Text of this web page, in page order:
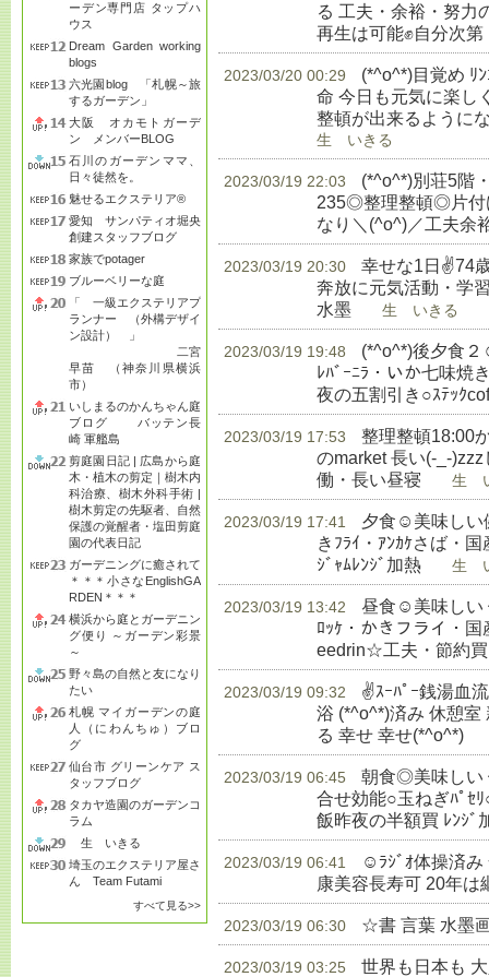
ーデン専門店 タップハ
ウス
Dream Garden working
blogs
六光園blog 「札幌～旅
するガーデン」
大阪 オカモトガーデ
ン メンバーBLOG
石川のガーデンママ、
日々徒然を。
魅せるエクステリア®
愛知 サンパティオ堀央
創建スタッフブログ
家族でpotager
ブルーベリーな庭
「 一級エクステリアプ
ランナー （外構デザイ
ン設計） 」
二宮
早苗 （神奈川県横浜
市）
いしまるのかんちゃん庭
ブログ バッテン長
崎 軍艦島
剪庭園日記 | 広島から庭
木・植木の剪定｜樹木内
科治療、樹木外科手術 |
樹木剪定の先駆者、自然
保護の覚醒者・塩田剪庭
園の代表日記
ガーデニングに癒されて
＊＊＊小さなEnglishGA
RDEN＊＊＊
横浜から庭とガーデニン
グ便り ～ガーデン彩景
～
野々島の自然と友になり
たい
札幌 マイガーデンの庭
人（にわんちゅ）ブロ
グ
仙台市 グリーンケア ス
タッフブログ
タカヤ造園のガーデンコ
ラム
生 いきる
埼玉のエクステリア屋さ
ん Team Futami
すべて見る>>
る 工夫・余裕・努力
再生は可能✊自分次第
2023/03/20 00:29
(*^o^*)目覚め ﾘ
命 今日も元気に楽し
整頓が出来るように
生 いきる
2023/03/19 22:03
(*^o^*)別荘5階
235◎整理整頓◎片付
なり＼(^o^)／工夫余
2023/03/19 20:30
幸せな1日✌74
奔放に元気活動・学
水墨 生 いきる
2023/03/19 19:48
(*^o^*)後夕食
ﾚﾊﾞｰﾆﾗ・いか七味焼
夜の五割引き○ｽﾃｯｸ
2023/03/19 17:53
整理整頓18:00
のmarket 長い(-_-
働・長い昼寝 生 い
2023/03/19 17:41
夕食☺美味しい
きﾌﾗｲ・ｱﾝｶｹさば・
ｼﾞｬﾑﾚﾝｼﾞ加熱 生 い
2023/03/19 13:42
昼食☺美味しい
ﾛｯｹ・かきフライ・国
eedrin☆工夫・節約買
2023/03/19 09:32
✌ｽｰﾊﾟｰ銭湯血
浴 (*^o^*)済み 休憩室
る 幸せ 幸せ(*^o^*)
2023/03/19 06:45
朝食◎美味しい
合せ効能○玉ねぎﾊﾟｾ
飯昨夜の半額買 ﾚﾝｼﾞ
2023/03/19 06:41
☺ﾗｼﾞｵ体操済み
康美容長寿可 20年は
2023/03/19 06:30 ☆書 言葉 水墨
2023/03/19 03:25
世界も日本も